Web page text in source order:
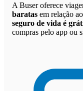
A Buser oferece
baratas em relação
seguro de vida é
compras pelo app ou